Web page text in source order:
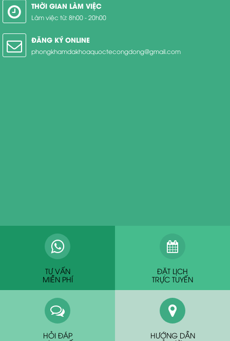
THỜI GIAN LÀM VIỆC
Làm việc từ: 8h00 - 20h00
ĐĂNG KÝ ONLINE
phongkhamdakhoaquoctecongdong@gmail.com
TƯ VẤN
MIỄN PHÍ
ĐẶT LỊCH
TRỰC TUYẾN
HỎI ĐÁP
HƯỚNG DẪN